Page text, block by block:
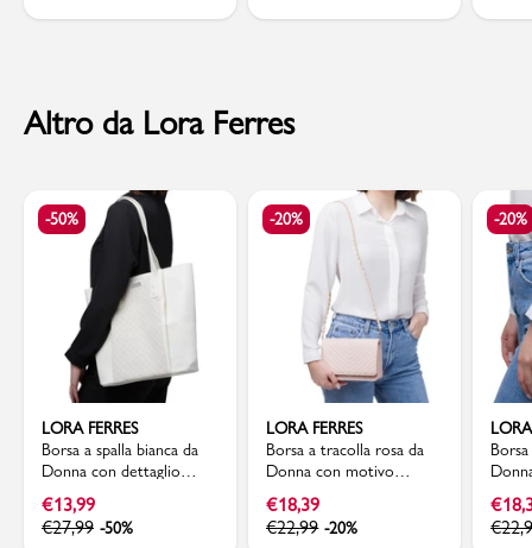
Altro da Lora Ferres
-50%
LORA FERRES
Borsa a spalla bianca da
Donna con dettaglio
traforato Lora Ferres
€13,99
€27,99 -50%
-20%
LORA FERRES
Borsa a tracolla rosa da
Donna con motivo
trapuntato Lora Ferres
€18,39
€22,99 -20%
-20%
€
€